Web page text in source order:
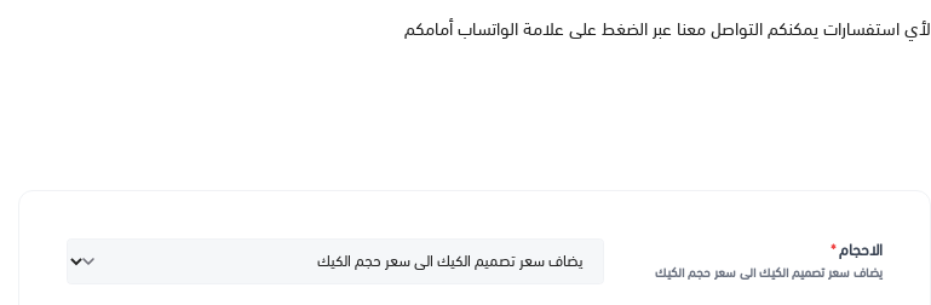
لأي استفسارات يمكنكم التواصل معنا عبر الضغط على علامة الواتساب أمامكم
الاحجام*
يضاف سعر تصميم الكيك الى سعر حجم الكيك